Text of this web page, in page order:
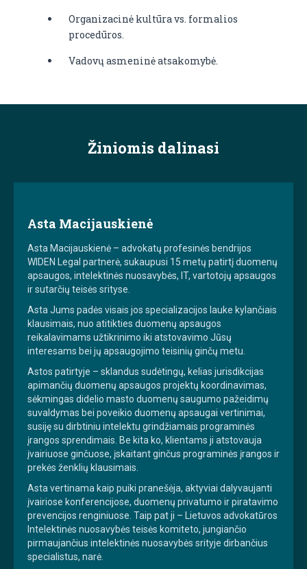
Organizacinė kultūra vs. formalios
procedūros.
Vadovų asmeninė atsakomybė.
Žiniomis dalinasi
Asta Macijauskienė
Asta Macijauskienė – advokatų profesinės bendrijos
WIDEN Legal partnerė, sukaupusi 15 metų patirtį duomenų
apsaugos, intelektinės nuosavybės, IT, vartotojų apsaugos
ir sutarčių teisės srityse.
Asta Jums padės visais jos specializacijos lauke kylančiais
klausimais, nuo atitikties duomenų apsaugos
reikalavimams užtikrinimo iki atstovavimo Jūsų
interesams bei jų apsaugojimo teisinių ginčų metu.
Astos patirtyje – sklandus sudėtingų, kelias jurisdikcijas
apimančių duomenų apsaugos projektų koordinavimas,
sėkmingas didelio masto duomenų saugumo pažeidimų
suvaldymas bei poveikio duomenų apsaugai vertinimai,
susiję su dirbtiniu intelektu grindžiamais programinės
įrangos sprendimais. Be kita ko, klientams ji atstovauja
įvairiuose ginčuose, įskaitant ginčus programinės įrangos ir
prekės ženklių klausimais.
Asta vertinama kaip puiki pranešėja, aktyviai dalyvaujanti
įvairiose konferencijose, duomenų privatumo ir piratavimo
prevencijos renginiuose. Taip pat ji – Lietuvos advokatūros
Intelektinės nuosavybės teisės komiteto, jungiančio
pirmaujančius intelektinės nuosavybės srityje dirbančius
specialistus, narė.